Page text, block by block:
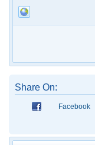
Share On:
Facebook